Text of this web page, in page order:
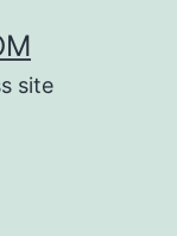
site